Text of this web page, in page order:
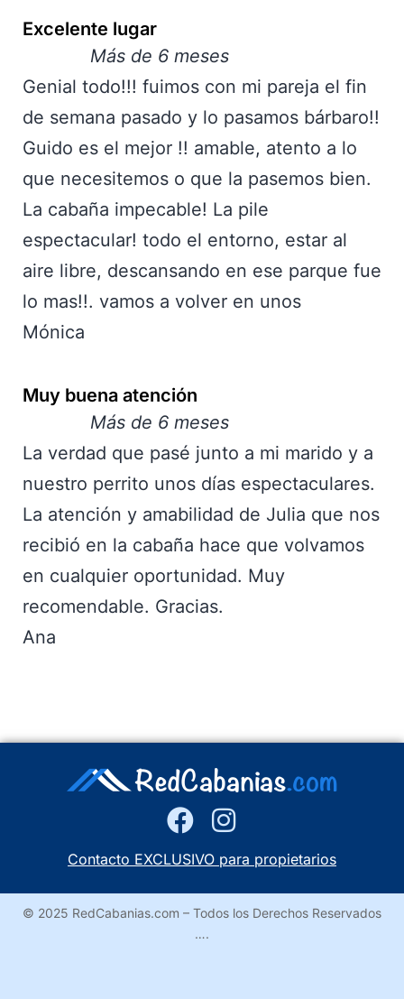
Excelente lugar
Más de 6 meses
Genial todo!!! fuimos con mi pareja el fin
de semana pasado y lo pasamos bárbaro!!
Guido es el mejor !! amable, atento a lo
que necesitemos o que la pasemos bien.
La cabaña impecable! La pile
espectacular! todo el entorno, estar al
aire libre, descansando en ese parque fue
lo mas!!. vamos a volver en unos
Mónica
Muy buena atención
Más de 6 meses
La verdad que pasé junto a mi marido y a
nuestro perrito unos días espectaculares.
La atención y amabilidad de Julia que nos
recibió en la cabaña hace que volvamos
en cualquier oportunidad. Muy
recomendable. Gracias.
Ana
Contacto EXCLUSIVO para propietarios
© 2025 RedCabanias.com – Todos los Derechos Reservados
….